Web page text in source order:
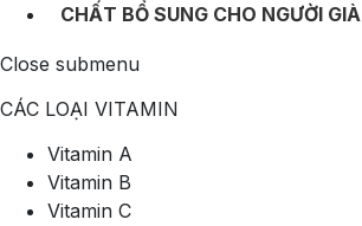
CHẤT BỔ SUNG CHO NGƯỜI GIÀ
Close submenu
CÁC LOẠI VITAMIN
Vitamin A
Vitamin B
Vitamin C